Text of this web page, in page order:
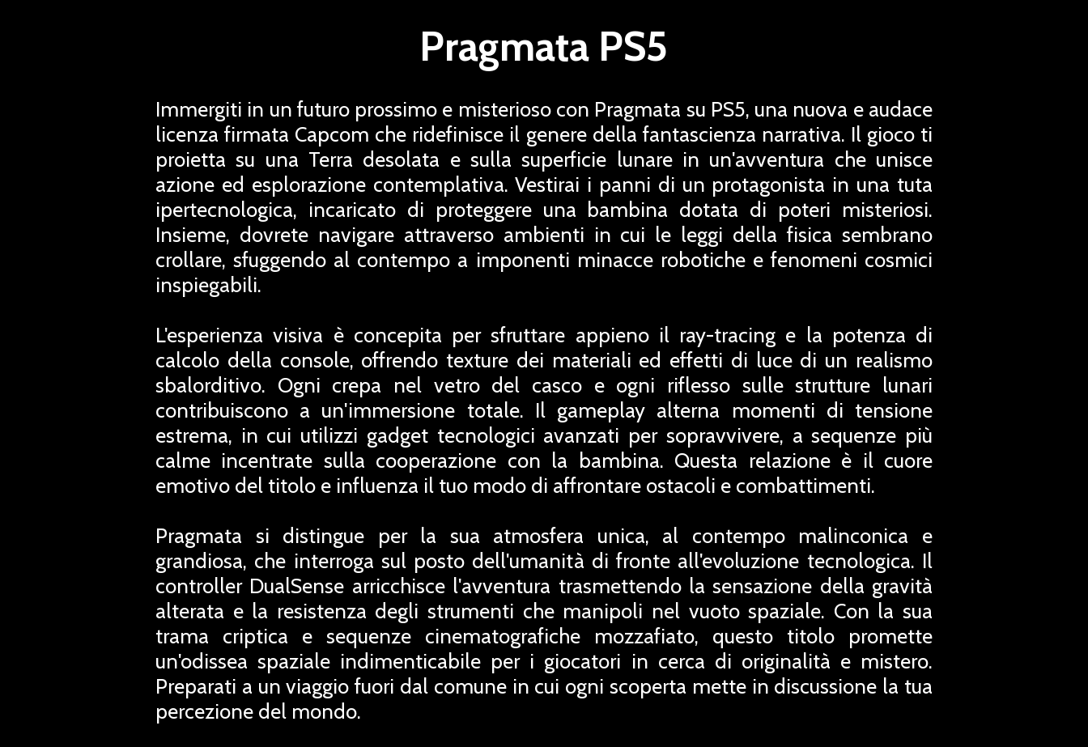
Pragmata PS5
Immergiti in un futuro prossimo e misterioso con Pragmata su PS5, una nuova e audace
licenza firmata Capcom che ridefinisce il genere della fantascienza narrativa. Il gioco ti
proietta su una Terra desolata e sulla superficie lunare in un'avventura che unisce
azione ed esplorazione contemplativa. Vestirai i panni di un protagonista in una tuta
ipertecnologica, incaricato di proteggere una bambina dotata di poteri misteriosi.
Insieme, dovrete navigare attraverso ambienti in cui le leggi della fisica sembrano
crollare, sfuggendo al contempo a imponenti minacce robotiche e fenomeni cosmici
inspiegabili.
L'esperienza visiva è concepita per sfruttare appieno il ray-tracing e la potenza di
calcolo della console, offrendo texture dei materiali ed effetti di luce di un realismo
sbalorditivo. Ogni crepa nel vetro del casco e ogni riflesso sulle strutture lunari
contribuiscono a un'immersione totale. Il gameplay alterna momenti di tensione
estrema, in cui utilizzi gadget tecnologici avanzati per sopravvivere, a sequenze più
calme incentrate sulla cooperazione con la bambina. Questa relazione è il cuore
emotivo del titolo e influenza il tuo modo di affrontare ostacoli e combattimenti.
Pragmata si distingue per la sua atmosfera unica, al contempo malinconica e
grandiosa, che interroga sul posto dell'umanità di fronte all'evoluzione tecnologica. Il
controller DualSense arricchisce l'avventura trasmettendo la sensazione della gravità
alterata e la resistenza degli strumenti che manipoli nel vuoto spaziale. Con la sua
trama criptica e sequenze cinematografiche mozzafiato, questo titolo promette
un'odissea spaziale indimenticabile per i giocatori in cerca di originalità e mistero.
Preparati a un viaggio fuori dal comune in cui ogni scoperta mette in discussione la tua
percezione del mondo.